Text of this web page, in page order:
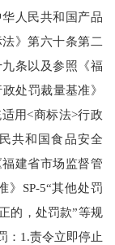
人民共和国产品
》第六十条第二
条以及参照《福
处罚裁量基准》
用<商标法>行政
共和国食品安全
建省市场监督管
》SP-5“其他处罚
的，处罚款”等规
：1.责令立即停止